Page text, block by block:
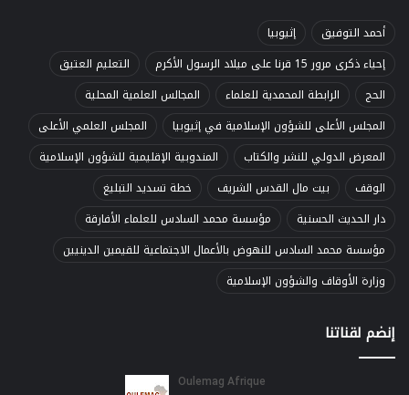
أحمد التوفيق
إثيوبيا
إحياء ذكرى مرور 15 قرنا على ميلاد الرسول الأكرم
التعليم العتيق
الحج
الرابطة المحمدية للعلماء
المجالس العلمية المحلية
المجلس الأعلى للشؤون الإسلامية في إثيوبيا
المجلس العلمي الأعلى
المعرض الدولي للنشر والكتاب
المندوبية الإقليمية للشؤون الإسلامية
الوقف
بيت مال القدس الشريف
خطة تسديد التبليغ
دار الحديث الحسنية
مؤسسة محمد السادس للعلماء الأفارقة
مؤسسة محمد السادس للنهوض بالأعمال الاجتماعية للقيمين الدينيين
وزارة الأوقاف والشؤون الإسلامية
إنضم لقناتنا